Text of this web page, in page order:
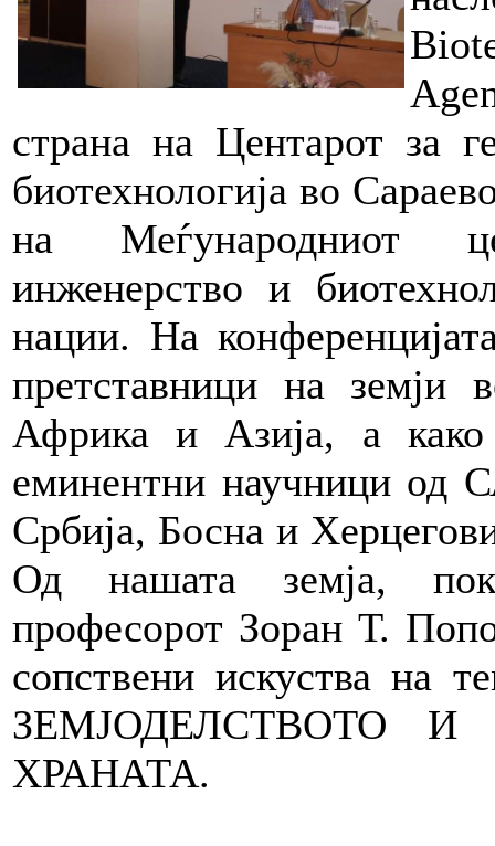
страна на Центарот за
биотехнологија во
на Меѓународниот
инженерство и
нации. На
претставници на земји
Африка и Азија, а како
еминентни научници од
Србија, Босна и
Од нашата земја,
професорот Зоран Т.
сопствени искуства
ЗЕМЈОДЕЛСТВОТО И
ХРАНАТА.